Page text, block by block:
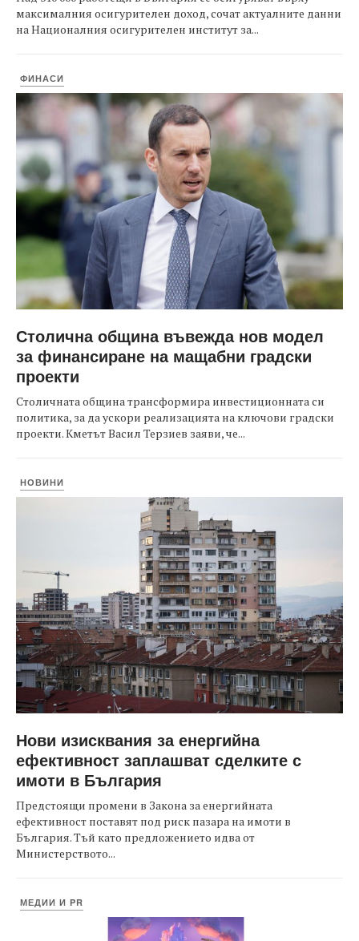
максималния осигурителен доход, сочат актуалните данни
на Националния осигурителен институт за...
ФИНАСИ
Столична община въвежда нов модел
за финансиране на мащабни градски
проекти
Столичната община трансформира инвестиционната си
политика, за да ускори реализацията на ключови градски
проекти. Кметът Васил Терзиев заяви, че...
НОВИНИ
Нови изисквания за енергийна
ефективност заплашват сделките с
имоти в България
Предстоящи промени в Закона за енергийната
ефективност поставят под риск пазара на имоти в
България. Тъй като предложението идва от
Министерството...
МЕДИИ И PR